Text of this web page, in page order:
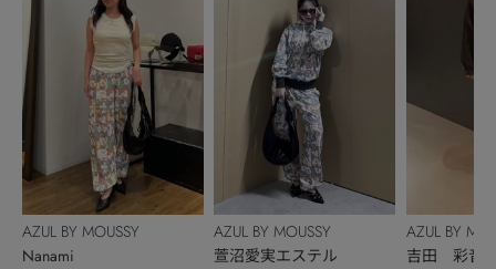
AZUL BY MOUSSY
Nanami
AZUL BY MOUSSY
萱沼愛実エステル
AZUL BY
吉田 彩音